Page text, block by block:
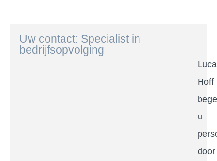
Uw contact: Specialist in
bedrijfsopvolging
Hoff
u
door